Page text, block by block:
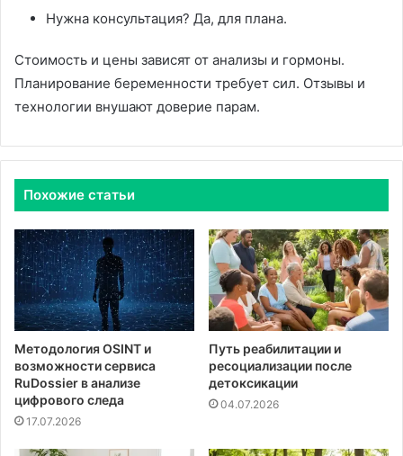
Нужна консультация? Да, для плана.
Стоимость и цены зависят от анализы и гормоны.
Планирование беременности требует сил. Отзывы и
технологии внушают доверие парам.
Похожие статьи
Методология OSINT и
возможности сервиса
RuDossier в анализе
цифрового следа
17.07.2026
Путь реабилитации и
ресоциализации после
детоксикации
04.07.2026